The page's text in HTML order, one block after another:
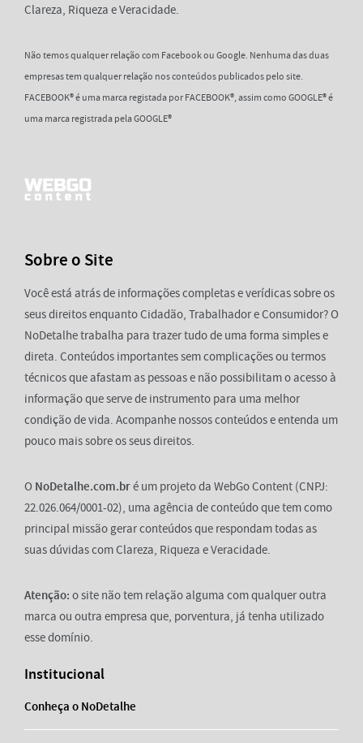
Clareza, Riqueza e Veracidade.
Não temos qualquer relação com Facebook ou Google. Nenhuma das duas
empresas tem qualquer relação nos conteúdos publicados pelo site.
FACEBOOK® é uma marca registada por FACEBOOK®, assim como GOOGLE® é
uma marca registrada pela GOOGLE®
Sobre o Site
Você está atrás de informações completas e verídicas sobre os
seus direitos enquanto Cidadão, Trabalhador e Consumidor? O
NoDetalhe trabalha para trazer tudo de uma forma simples e
direta. Conteúdos importantes sem complicações ou termos
técnicos que afastam as pessoas e não possibilitam o acesso à
informação que serve de instrumento para uma melhor
condição de vida. Acompanhe nossos conteúdos e entenda um
pouco mais sobre os seus direitos.
O NoDetalhe.com.bré um projeto da WebGo Content (CNPJ:
22.026.064/0001-02), uma agência de conteúdo que tem como
principal missão gerar conteúdos que respondam todas as
suas dúvidas com Clareza, Riqueza e Veracidade.
Atenção: o site não tem relação alguma com qualquer outra
marca ou outra empresa que, porventura, já tenha utilizado
esse domínio.
Institucional
Conheça o NoDetalhe